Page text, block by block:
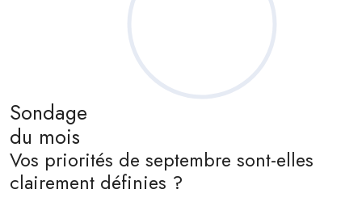
Sondage
du mois
Vos priorités de septembre sont-elles
clairement définies ?